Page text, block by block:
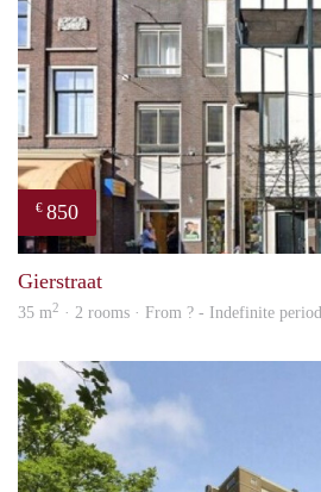
€ 850
Gierstraat
35 m2 · 2 rooms · From ? - Indefinite period